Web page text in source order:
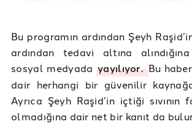
Bu programın ardından Şeyh
ardından tedavi altına
sosyal medyada yayılıyor.Bu
dair herhangi bir güvenilir
Ayrıca Şeyh Raşid’in içtiği
olmadığına dair net bir kanıt da